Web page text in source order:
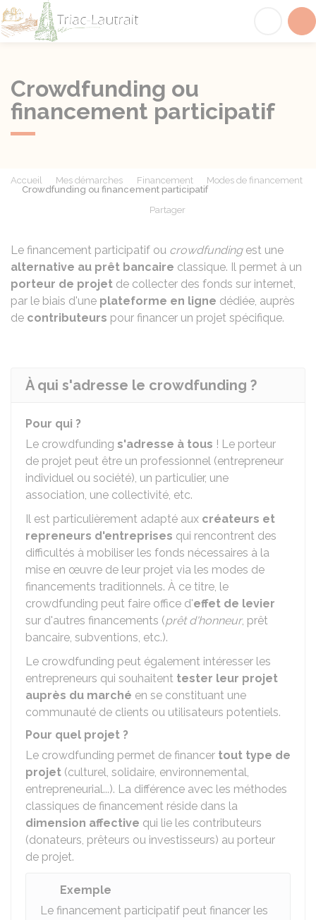
Crowdfunding ou
financement participatif
Accueil Mes démarches Financement
Modes de financement
Crowdfunding ou financement participatif
Partager
Le financement participatif ou crowdfundingest une
alternative au prêt bancaire classique. Il permet à un
porteur de projet de collecter des fonds sur internet,
par le biais d'une plateforme en ligne dédiée, auprès
de contributeurs pour financer un projet spécifique.
À qui s'adresse le crowdfunding ?
Pour qui ?
Le crowdfunding s'adresse à tous ! Le porteur
de projet peut être un professionnel (entrepreneur
individuel ou société), un particulier, une
association, une collectivité, etc.
Il est particulièrement adapté aux créateurs et
repreneurs d'entreprises qui rencontrent des
difficultés à mobiliser les fonds nécessaires à la
mise en œuvre de leur projet via les modes de
financements traditionnels. À ce titre, le
crowdfunding peut faire office d'effet de levier
sur d'autres financements (prêt d'honneur, prêt
bancaire, subventions, etc.).
Le crowdfunding peut également intéresser les
entrepreneurs qui souhaitent tester leur projet
auprès du marché en se constituant une
communauté de clients ou utilisateurs potentiels.
Pour quel projet ?
Le crowdfunding permet de financer tout type de
projet (culturel, solidaire, environnemental,
entrepreneurial...). La différence avec les méthodes
classiques de financement réside dans la
dimension affective qui lie les contributeurs
(donateurs, prêteurs ou investisseurs) au porteur
de projet.
Exemple
Le financement participatif peut financer les